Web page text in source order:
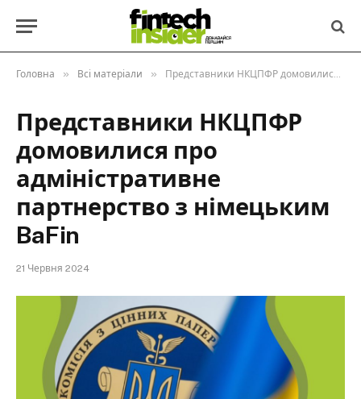
Головна » Всі матеріали » Представники НКЦПФР домовилися про адміністративне партнерство з німецьким BaFin
Представники НКЦПФР
домовилися про
адміністративне
партнерство з німецьким
BaFin
21 Червня 2024